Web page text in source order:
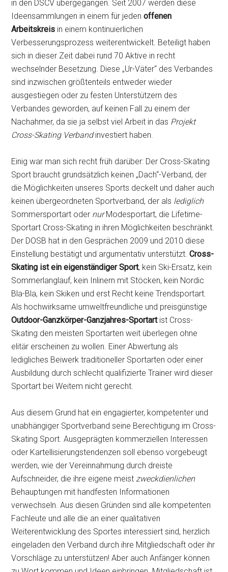
in den DSCV übergegangen. Seit 2007 werden diese
Ideensammlungen in einem für jedenoffenen
Arbeitskreis in einem kontinuierlichen
Verbesserungsprozess weiterentwickelt. Beteiligt haben
sich in dieser Zeit dabei rund 70 Aktive in recht
wechselnder Besetzung. Diese „Ur-Väter“ des Verbandes
sind inzwischen größtenteils entweder wieder
ausgestiegen oder zu festen Unterstützern des
Verbandes geworden, auf keinen Fall zu einem der
Nachahmer, da sie ja selbst viel Arbeit in das Projekt
Cross-Skating Verbandinvestiert haben.
Einig war man sich recht früh darüber: Der Cross-Skating
Sport braucht grundsätzlich keinen „Dach“-Verband, der
die Möglichkeiten unseres Sports deckelt und daher auch
keinen übergeordneten Sportverband, der als lediglich
Sommersportart oder nurModesportart, die Lifetime-
Sportart Cross-Skating in ihren Möglichkeiten beschränkt.
Der DOSB hat in den Gesprächen 2009 und 2010 diese
Einstellung bestätigt und argumentativ unterstützt.Cross-
Skating ist ein eigenständiger Sport, kein Ski-Ersatz, kein
Sommerlanglauf, kein Inlinern mit Stöcken, kein Nordic
Bla-Bla, kein Skiken und erst Recht keine Trendsportart.
Als hochwirksame umweltfreundliche und preisgünstige
Outdoor-Ganzkörper-Ganzjahres-Sportartist Cross-
Skating den meisten Sportarten weit überlegen ohne
elitär erscheinen zu wollen. Einer Abwertung als
ledigliches Beiwerk traditioneller Sportarten oder einer
Ausbildung durch schlecht qualifizierte Trainer wird dieser
Sportart bei Weitem nicht gerecht.
Aus diesem Grund hat ein engagierter, kompetenter und
unabhängiger Sportverband seine Berechtigung im Cross-
Skating Sport. Ausgeprägten kommerziellen Interessen
oder Kartellisierungstendenzen soll ebenso vorgebeugt
werden, wie der Vereinnahmung durch dreiste
Aufschneider, die ihre eigene meist zweckdienlichen
Behauptungen mit handfesten Informationen
verwechseln. Aus diesen Gründen sind alle kompetenten
Fachleute und alle die an einer qualitativen
Weiterentwicklung des Sportes interessiert sind, herzlich
eingeladen den Verband durch ihre Mitgliedschaft oder ihr
Vorschläge zu unterstützen! Aber auch Anfänger können